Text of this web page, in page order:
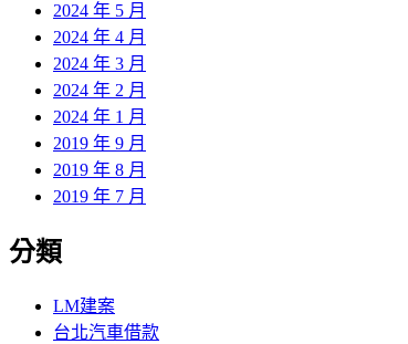
2024 年 5 月
2024 年 4 月
2024 年 3 月
2024 年 2 月
2024 年 1 月
2019 年 9 月
2019 年 8 月
2019 年 7 月
分類
LM建案
台北汽車借款